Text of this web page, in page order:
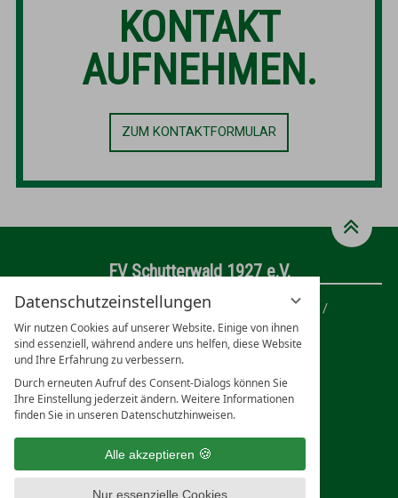
Datenschutzeinstellungen
Wir nutzen Cookies auf unserer Website. Einige von ihnen
sind essenziell, während andere uns helfen, diese Website
und Ihre Erfahrung zu verbessern.
Durch erneuten Aufruf des Consent-Dialogs können Sie
Ihre Einstellung jederzeit ändern. Weitere Informationen
finden Sie in unseren Datenschutzhinweisen.
Alle akzeptieren
Nur essenzielle Cookies
KONTAKT
AUFNEHMEN.
ZUM KONTAKTFORMULAR
FV Schutterwald 1927 e.V.
Kontakt Impressum
Datenschutz
Datenschutzeinstellungen
FV Schutterwald auf Social Media